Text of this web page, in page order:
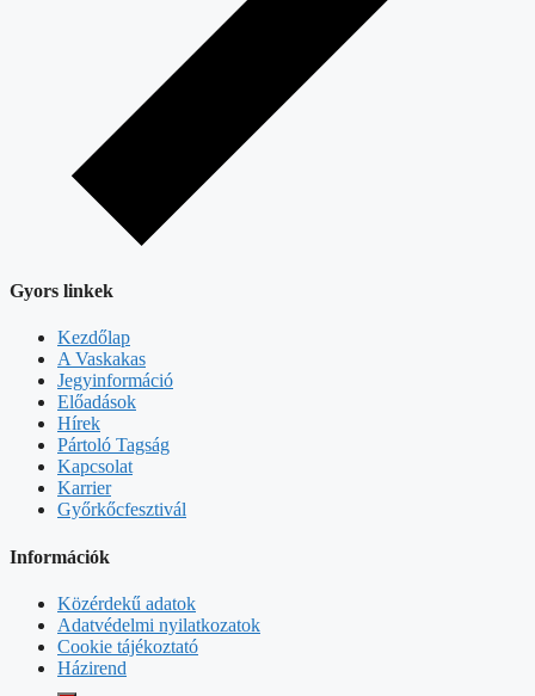
Gyors linkek
Kezdőlap
A Vaskakas
Jegyinformáció
Előadások
Hírek
Pártoló Tagság
Kapcsolat
Karrier
Győrkőcfesztivál
Információk
Közérdekű adatok
Adatvédelmi nyilatkozatok
Cookie tájékoztató
Házirend